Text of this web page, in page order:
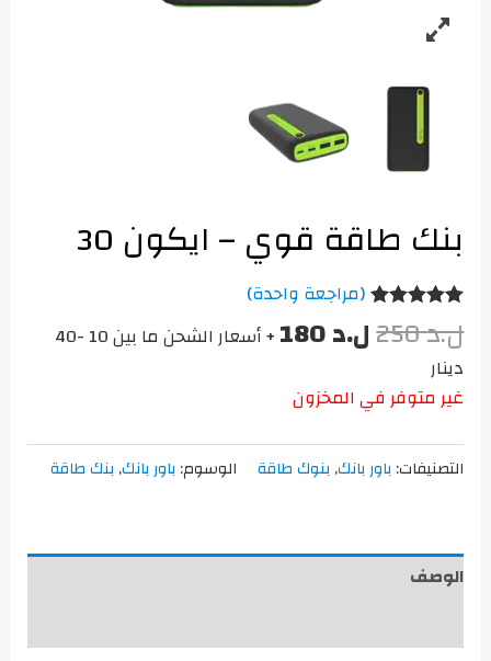
بنك طاقة قوي – ايكون 30
5.00
من 5
تقييم عميل
واحد
(مراجعة واحدة)
ل.د250 ل.د
+ أسعار الشحن ما بين 10 -40
دينار
غير متوفر في المخزون
التصنيفات:باور بانك,بنوك طاقة الوسوم:باور بانك,بنك طاقة
الوصف